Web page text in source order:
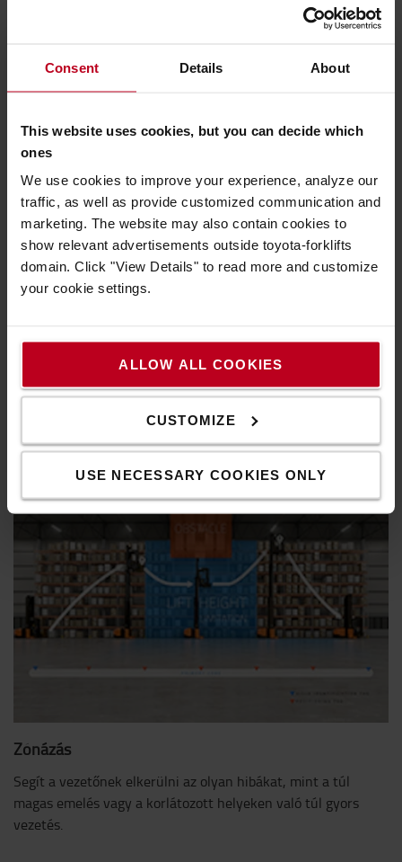
Consent Details About
This website uses cookies, but you can decide which
ones
We use cookies to improve your experience, analyze our
traffic, as well as provide customized communication and
marketing. The website may also contain cookies to
show relevant advertisements outside toyota-forklifts
domain. Click "View Details" to read more and customize
your cookie settings.
ALLOW ALL COOKIES
CUSTOMIZE
USE NECESSARY COOKIES ONLY
pozícionálását.
A nagyobb biztonság, pontosság és termelékenység
érdekében segíti a vezetőt a raklap megtalálásában. A
raktárirányítási rendszerrel kombinálva lehetővé teszi a
leggyorsabb útvonal előzetes beállítását.
Zónázás
Segít a vezetőnek elkerülni az olyan hibákat, mint a túl
magas emelés vagy a korlátozott helyeken való túl gyors
vezetés.